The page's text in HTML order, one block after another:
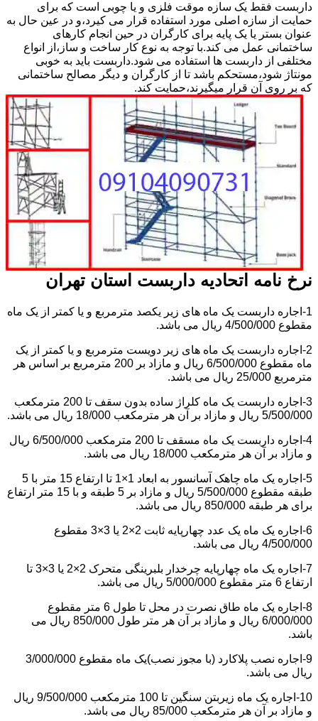
داربست فقط یک سازه موقت فلزی و یا چوبی است که برای
حمایت از سازه اصلی مورد استفاده قرار می کیرد،و در عین حال به
عنوان بستر یا یک پایه برای کارگران در حین انجام کارهای
ساختمانی عمل می کند.با توجه به نوع کار ساخت و ساز،از انواع
مختلفی از داربست ها استفاده می شود.داربست باید به خوبی
مونتاژ شود،مستحکم باشد تا از کارگران و دیگر مصالح ساختمانی
که بر روی آن قرار میگیرند،حمایت کند.
نرخ نامه اتحادیه داربست استان تهران
1-اجاره داربست یک ماه های زیر یکصد مترمربع و یا کمتر از یک ماه
مقطوع 4/500/000 ریال می باشد.
2-اجاره داربست یک ماه های زیر دویست مترمربع و یا کمتر از یک
ماه مقطوع 6/500/000 ریال و مازاد بر 200 مترمربع بر اساس هر
مترمربع 25/000 ریال می باشد.
3-اجاره داربست یک ماه کلراژ ساده بدون سقف تا 200 مترمکعب
5/500/000 ریال و مازاد بر آن هر مترمکعب 18/000 ریال می باشد.
4-اجاره داربست یک ماه مسقف تا 200 مترمکعب 6/500/000 ریال
و مازاد بر آن هر مترمکعب 18/000 ریال می باشد.
5-اجاره یک ماه چاهک آسانسور به ابعاد 1×1 تا ارتفاع 15 متر با 5
طبقه مقطوع 5/500/000 ریال و مازاد بر 5 طبقه و با 15 متر ارتفاع
برای هر طبقه 850/000 ریال می باشد.
6-اجاره یک ماه یک عدد چهارپایه ثابت 2×2 یا 3×3 مقطوع
4/500/000 ریال می باشد.
7-اجاره یک ماه چهارپایه چرخدار بلبرینگی متحرک 2×2 یا 3×3 تا
ارتفاع 6 متر مقطوع 5/000/000 ریال می باشد.
8-اجاره یک ماه طاق نصرت در محل تا طول 6 متر مقطوع
6/000/000 ریال و مازاد بر آن هر متر طول 850/000 ریال می
باشد.
9-اجاره نصب پلاکارد (با مجوز نصب)یک ماه مقطوع 3/000/000
ریال می باشد.
10-اجاره یک ماه زیربتن سنگین تا 100 مترمکعب 9/500/000 ریال
و مازاد بر آن هر مترمکعب 85/000 ریال می باشد.